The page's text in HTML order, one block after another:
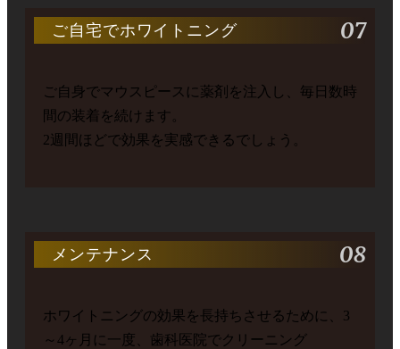
07
ご自宅でホワイトニング
ご自身でマウスピースに薬剤を注入し、毎日数時
間の装着を続けます。
2週間ほどで効果を実感できるでしょう。
08
メンテナンス
ホワイトニングの効果を長持ちさせるために、3
～4ヶ月に一度、歯科医院でクリーニング